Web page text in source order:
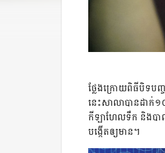
ថ្លែង​ក្រោយ​ពិធី​បិទ​បញ្ច
នេះ​សាលា​បាន​ដាក់​
កីឡា​ហែលទឹក​ និង​បា
បង្កើត​ឲ្យ​មាន​។​